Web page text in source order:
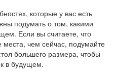
которые у вас есть
подумать о том, какими
Если вы считаете, что
чем сейчас, подумайте
большего размера, чтобы
в будущем.